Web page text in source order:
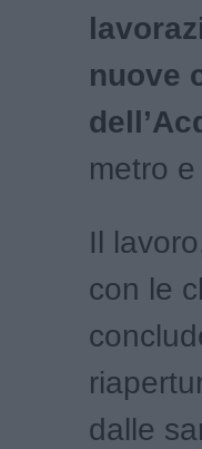
nuove
metro
Il
con le
dalle